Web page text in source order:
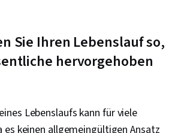
Sie Ihren Lebenslauf so,
hervorgehoben
Lebenslaufs kann für viele
es keinen allgemeingültigen Ansatz